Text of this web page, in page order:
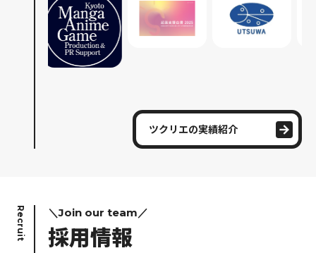
ツクリエの実績紹介
Recruit ＼Join our team／
採用情報